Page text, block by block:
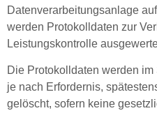
Datenverarbeitungsanlage
werden Protokolldaten zur
Leistungskontrolle
Die Protokolldaten werden
je nach Erfordernis,
gelöscht, sofern keine